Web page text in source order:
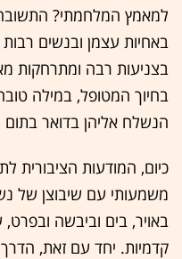
למאמץ המלחמתי?
באחיות עצמן ובנשים
בצניעות רבה ומתרחקות
בחיוך המטופל, במילה
הנשלח אליהן בדואר
כיום, המודעות הציבורית
משמעותי עם שיבוצן של
באויר, בים וביבשה
קדמיות. יחד עם זאת,